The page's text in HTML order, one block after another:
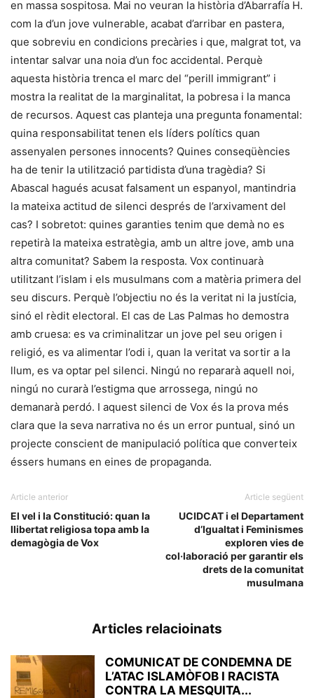
en massa sospitosa. Mai no veuran la història d’Abarrafía H.
com la d’un jove vulnerable, acabat d’arribar en pastera,
que sobreviu en condicions precàries i que, malgrat tot, va
intentar salvar una noia d’un foc accidental. Perquè
aquesta història trenca el marc del “perill immigrant” i
mostra la realitat de la marginalitat, la pobresa i la manca
de recursos. Aquest cas planteja una pregunta fonamental:
quina responsabilitat tenen els líders polítics quan
assenyalen persones innocents? Quines conseqüències
ha de tenir la utilització partidista d’una tragèdia? Si
Abascal hagués acusat falsament un espanyol, mantindria
la mateixa actitud de silenci després de l’arxivament del
cas? I sobretot: quines garanties tenim que demà no es
repetirà la mateixa estratègia, amb un altre jove, amb una
altra comunitat? Sabem la resposta. Vox continuarà
utilitzant l’islam i els musulmans com a matèria primera del
seu discurs. Perquè l’objectiu no és la veritat ni la justícia,
sinó el rèdit electoral. El cas de Las Palmas ho demostra
amb cruesa: es va criminalitzar un jove pel seu origen i
religió, es va alimentar l’odi i, quan la veritat va sortir a la
llum, es va optar pel silenci. Ningú no repararà aquell noi,
ningú no curarà l’estigma que arrossega, ningú no
demanarà perdó. I aquest silenci de Vox és la prova més
clara que la seva narrativa no és un error puntual, sinó un
projecte conscient de manipulació política que converteix
éssers humans en eines de propaganda.
Article anterior
El vel i la Constitució: quan la
llibertat religiosa topa amb la
demagògia de Vox
Article següent
UCIDCAT i el Departament
d’Igualtat i Feminismes
exploren vies de
col·laboració per garantir els
drets de la comunitat
musulmana
Articles relacioinats
COMUNICAT DE CONDEMNA DE
L’ATAC ISLAMÒFOB I RACISTA
CONTRA LA MESQUITA...